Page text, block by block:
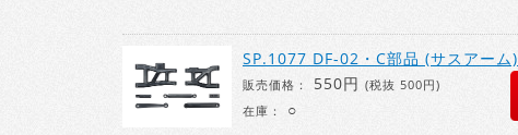
SP.1077 DF-02・C部品 (サスアーム)
販売価格： 550円 (税抜 500円)
在庫：
○